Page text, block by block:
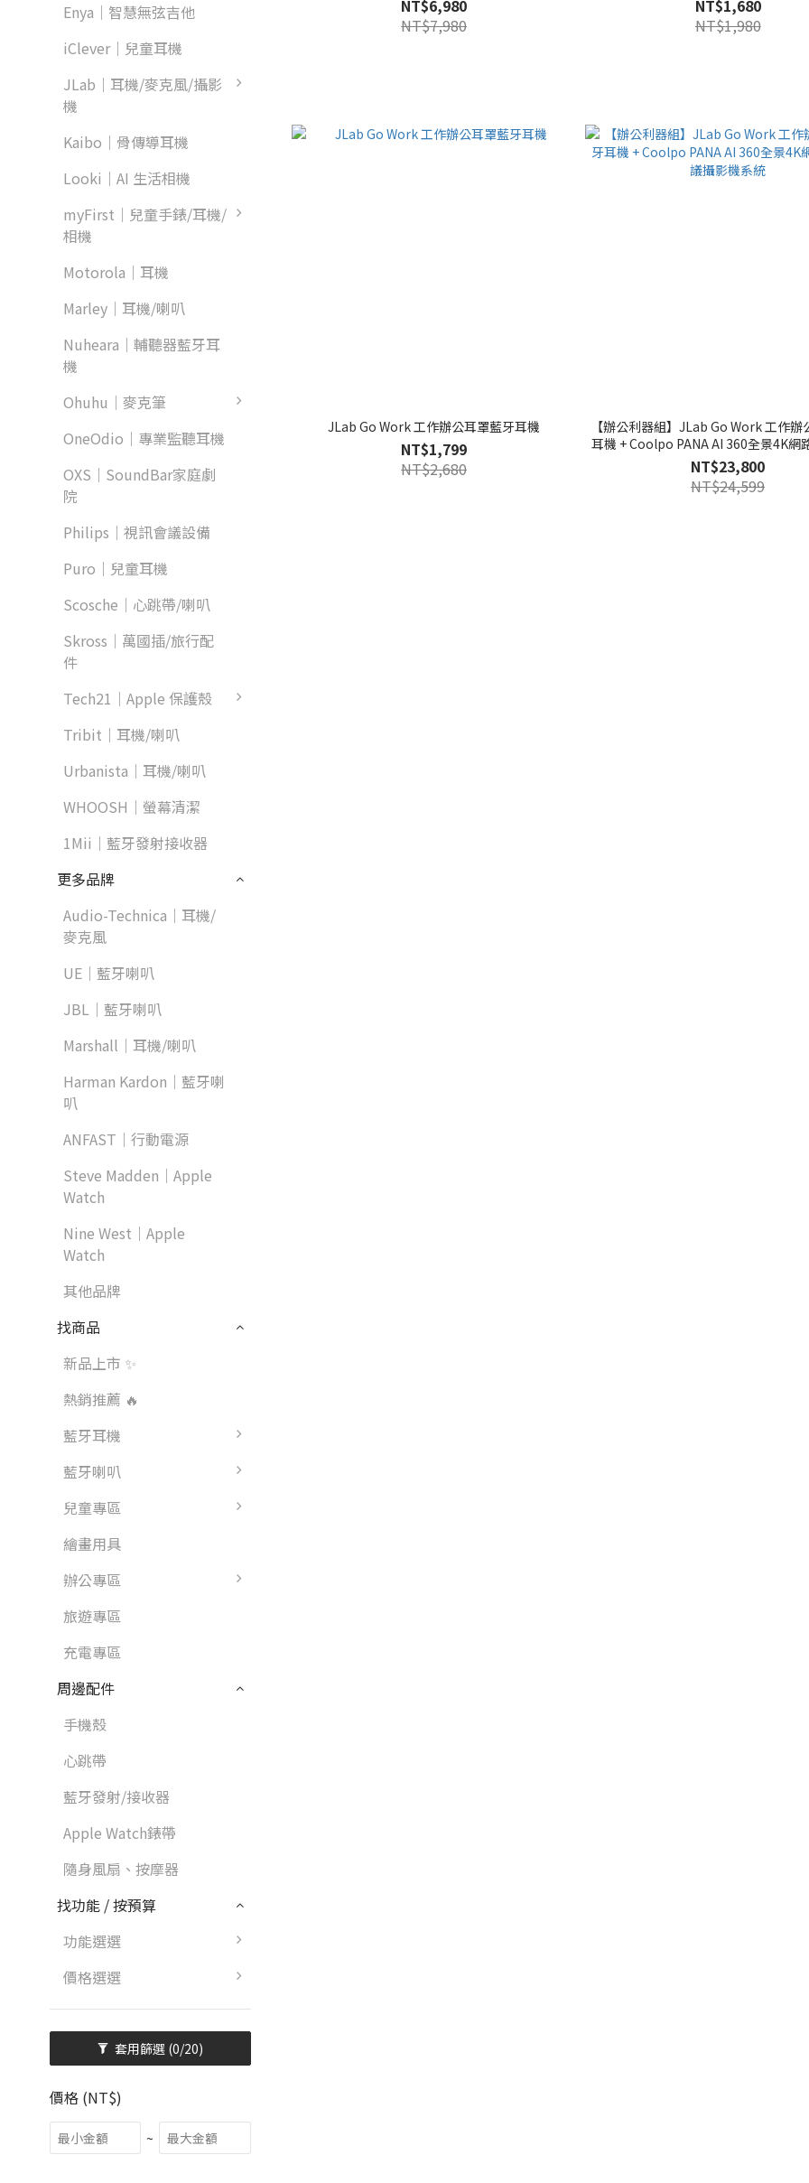
Enya｜智慧無弦吉他
iClever｜兒童耳機
JLab｜耳機/麥克風/攝影
機
Kaibo｜骨傳導耳機
Looki｜AI 生活相機
myFirst｜兒童手錶/耳機/
相機
Motorola｜耳機
Marley｜耳機/喇叭
Nuheara｜輔聽器藍牙耳
機
Ohuhu｜麥克筆
OneOdio｜專業監聽耳機
OXS｜SoundBar家庭劇
院
Philips｜視訊會議設備
Puro｜兒童耳機
Scosche｜心跳帶/喇叭
Skross｜萬國插/旅行配
件
Tech21｜Apple 保護殼
Tribit｜耳機/喇叭
Urbanista｜耳機/喇叭
WHOOSH｜螢幕清潔
1Mii｜藍牙發射接收器
更多品牌
Audio-Technica｜耳機/
麥克風
UE｜藍牙喇叭
JBL｜藍牙喇叭
Marshall｜耳機/喇叭
Harman Kardon｜藍牙喇
叭
ANFAST｜行動電源
Steve Madden｜Apple
Watch
Nine West｜Apple
Watch
其他品牌
找商品
新品上市 ✨
熱銷推薦 🔥
藍牙耳機
藍牙喇叭
兒童專區
繪畫用具
辦公專區
旅遊專區
充電專區
周邊配件
手機殼
心跳帶
藍牙發射/接收器
Apple Watch錶帶
隨身風扇、按摩器
找功能 / 按預算
功能選選
價格選選
套用篩選 (0/20)
價格 (NT$)
~
NT$6,980
NT$7,980
NT$1,680
NT$1,980
JLab Go Work 工作辦公耳罩藍牙耳機
NT$1,799
NT$2,680
【辦公利器組】JLab Go Work 工作辦
耳機 + Coolpo PANA AI 360全景4K網
攝影機系統
NT$23,800
NT$24,599